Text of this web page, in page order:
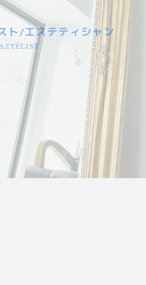
/エステティシャン
/静岡等
/静岡等
阜/三重
ア
エリア
手/沖縄
等
等